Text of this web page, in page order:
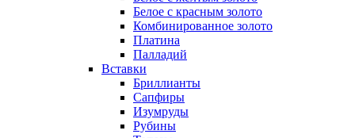
Белое с красным золото
Комбинированное золото
Платина
Палладий
Вставки
Бриллианты
Сапфиры
Изумруды
Рубины